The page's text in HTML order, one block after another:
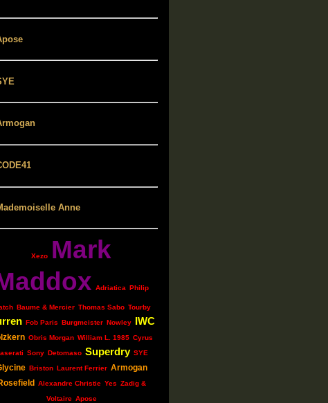
Xezo
Mark
Adriatica Philip
Baume & Mercier Thomas Sabo Tourby
Fob Paris Burgmeister Nowley IWC
Obris Morgan William L. 1985 Cyrus
Sony Detomaso Superdry SYE
Briston Laurent Ferrier Armogan
Alexandre Christie Yes Zadig &
Voltaire Apose